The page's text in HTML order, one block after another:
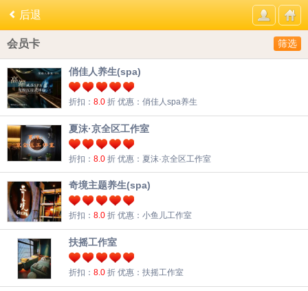
后退
筛选
会员卡
俏佳人养生(spa)
折扣： 8.0 折 优惠：俏佳人spa养生
夏沫·京全区工作室
折扣： 8.0 折 优惠：夏沫·京全区工作室
奇境主题养生(spa)
折扣： 8.0 折 优惠：小鱼儿工作室
扶摇工作室
折扣： 8.0 折 优惠：扶摇工作室